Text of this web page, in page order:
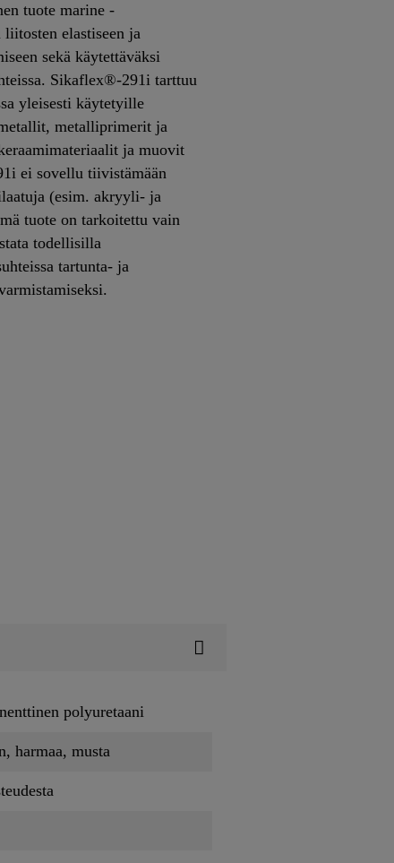
tuote marine -
elastiseen ja
sekä käytettäväksi
Sikaflex®-291i tarttuu
yleisesti käytetyille
metalliprimerit ja
ja muovit
ei sovellu tiivistämään
(esim. akryyli- ja
tuote on tarkoitettu vain
todellisilla
tartunta- ja
polyuretaani
harmaa, musta